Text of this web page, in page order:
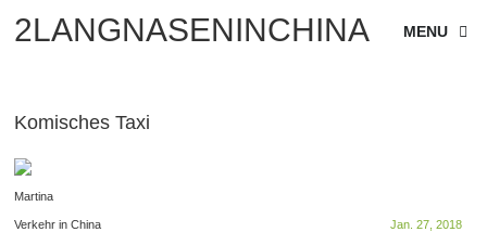
2LANGNASENINCHINA MENU
Komisches Taxi
Martina
Jan. 27, 2018
Verkehr in China